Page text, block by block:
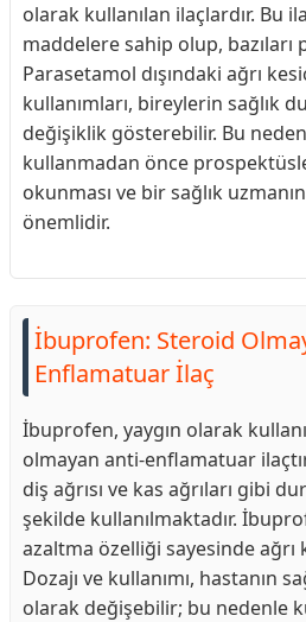
olarak kullanılan ilaçlardır. Bu
maddelere sahip olup,
Parasetamol dışındaki ağrı
kullanımları, bireylerin sağlık
değişiklik gösterebilir. Bu
kullanmadan önce
okunması ve bir sağlık
önemlidir.
İbuprofen: Steroid
Enflamatuar İlaç
İbuprofen, yaygın olarak
olmayan anti-enflamatuar
diş ağrısı ve kas ağrıları gibi
şekilde kullanılmaktadır.
azaltma özelliği sayesinde ağrı
Dozajı ve kullanımı, hastanın
olarak değişebilir; bu nedenle